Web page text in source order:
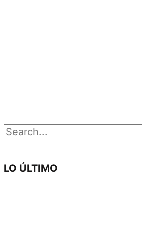
04-
29T15:04:18+02:00
Buscar
por:
LO ÚLTIMO